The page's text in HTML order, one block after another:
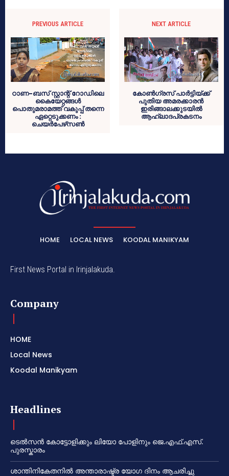
PREVIOUS ARTICLE
ഠാണ-ബസ് സ്റ്റാന്റ് റോഡിലെ
കൈയേറ്റങ്ങള്‍
പൊതുമരാമത്ത് വകുപ്പ് തന്നെ
ഏറ്റെടുക്കണം :
ചെയര്‍പേഴ്‌സണ്‍
NEXT ARTICLE
കോണ്‍ഗ്രസ് പാര്‍ട്ടിയ്ക്ക്
പുതിയ അമരക്കാരന്‍
ഇരിങ്ങാലക്കുടയില്‍
ആഹ്ലാദപ്രകടനം
HOME LOCAL NEWS KOODAL MANIKYAM
First News Portal in Irinjalakuda.
Company
HOME
Local News
Koodal Manikyam
Headlines
ടെൽസൻ കോട്ടോളിക്കും ലിയോ പോളിനും ജെ.എഫ്.എസ്.
പുരസ്കാരം
ശാന്തിനികേതനിൽ അന്താരാഷ്ട്ര യോഗ ദിനം ആചരിച്ചു